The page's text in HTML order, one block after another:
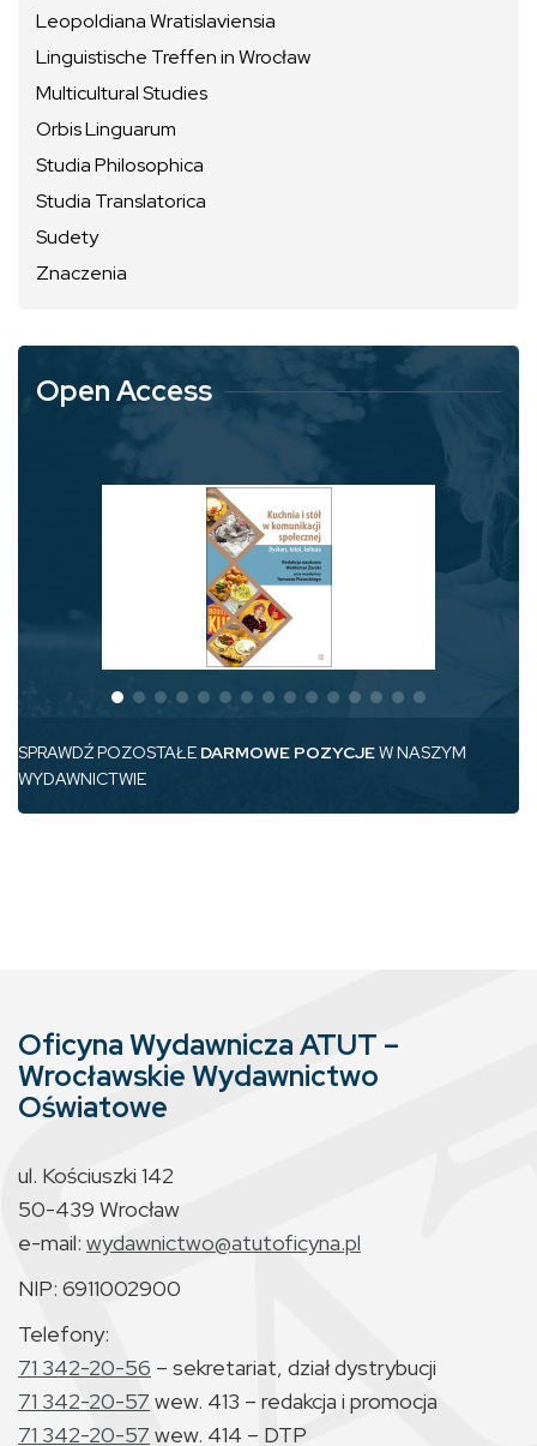
Leopoldiana Wratislaviensia
Linguistische Treffen in Wrocław
Multicultural Studies
Orbis Linguarum
Studia Philosophica
Studia Translatorica
Sudety
Znaczenia
Open Access
SPRAWDŹ POZOSTAŁE DARMOWE POZYCJEW NASZYM
WYDAWNICTWIE
Oficyna Wydawnicza ATUT –
Wrocławskie Wydawnictwo
Oświatowe
ul. Kościuszki 142
50-439 Wrocław
e-mail: wydawnictwo@atutoficyna.pl
NIP: 6911002900
Telefony:
71 342-20-56 – sekretariat, dział dystrybucji
71 342-20-57 wew. 413 – redakcja i promocja
71 342-20-57 wew. 414 – DTP